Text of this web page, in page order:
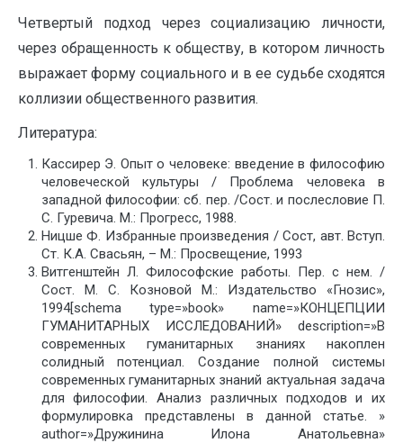
Четвертый подход через социализацию личности,
через обращенность к обществу, в котором личность
выражает форму социального и в ее судьбе сходятся
коллизии общественного развития.
Литература:
Кассирер Э. Опыт о человеке: введение в философию
человеческой культуры / Проблема человека в
западной философии: сб. пер. /Сост. и послесловие П.
С. Гуревича. М.: Прогресс, 1988.
Ницше Ф. Избранные произведения / Сост, авт. Вступ.
Ст. К.А. Свасьян, – М.: Просвещение, 1993
Витгенштейн Л. Философские работы. Пер. с нем. /
Сост. М. С. Козновой М.: Издательство «Гнозис»,
1994[schema type=»book» name=»КОНЦЕПЦИИ
ГУМАНИТАРНЫХ ИССЛЕДОВАНИЙ» description=»В
современных гуманитарных знаниях накоплен
солидный потенциал. Создание полной системы
современных гуманитарных знаний актуальная задача
для философии. Анализ различных подходов и их
формулировка представлены в данной статье. »
author=»Дружинина Илона Анатольевна»